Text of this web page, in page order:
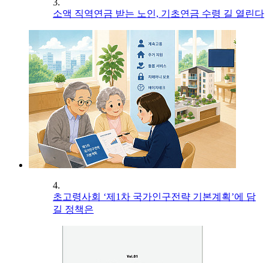
3.
소액 직역연금 받는 노인, 기초연금 수령 길 열린다
4.
초고령사회 ‘제1차 국가인구전략 기본계획’에 담
길 정책은